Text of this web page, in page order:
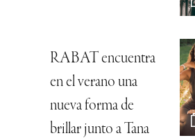
RABAT encuentra
en el verano una
nueva forma de
brillar junto a Tana